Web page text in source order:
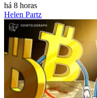
há 8 horas
Helen Partz